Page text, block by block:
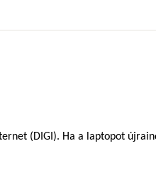
(DIGI). Ha a laptopot